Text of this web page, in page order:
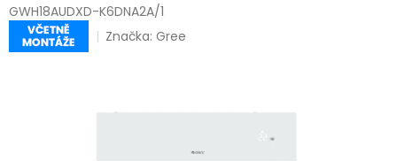
GWH18AUDXD-K6DNA2A/1
Značka:Gree